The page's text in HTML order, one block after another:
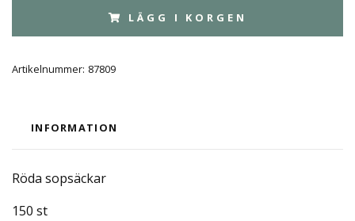
LÄGG I KORGEN
Artikelnummer: 87809
INFORMATION
Röda sopsäckar
150 st